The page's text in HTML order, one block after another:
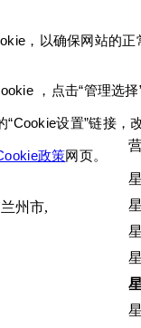
州市,
，以确保网站的
，点击“管理选
设置”链接，
政策网页。